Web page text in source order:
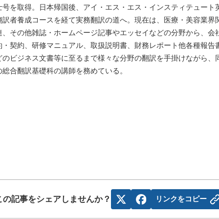
号を取得。日本帰国後、アイ・エス・エス・インスティテュート
訳者養成コースを経て実務翻訳の道へ。現在は、医療・美容業界
、その他雑誌・ホームページ記事やエッセイなどの分野から、会
・契約、研修マニュアル、取扱説明書、財務レポート他各種報告
のビジネス文書等に至るまで様々な分野の翻訳を手掛けながら、
総合翻訳基礎科の講師を務めている。
の記事をシェアしませんか？ リンクをコピー